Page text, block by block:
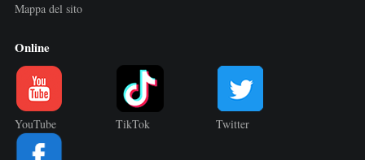
Mappa del sito
Online
YouTube TikTok Twitter